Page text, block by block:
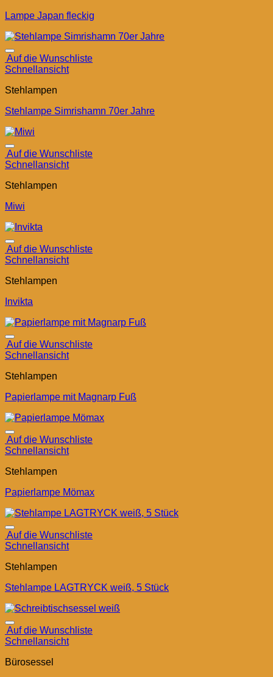
Lampe Japan fleckig
Auf die Wunschliste
Schnellansicht
Stehlampen
Stehlampe Simrishamn 70er Jahre
Auf die Wunschliste
Schnellansicht
Stehlampen
Miwi
Auf die Wunschliste
Schnellansicht
Stehlampen
Invikta
Auf die Wunschliste
Schnellansicht
Stehlampen
Papierlampe mit Magnarp Fuß
Auf die Wunschliste
Schnellansicht
Stehlampen
Papierlampe Mömax
Auf die Wunschliste
Schnellansicht
Stehlampen
Stehlampe LAGTRYCK weiß, 5 Stück
Auf die Wunschliste
Schnellansicht
Bürosessel